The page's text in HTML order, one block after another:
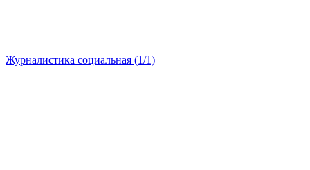
Журналистика социальная (1/1)